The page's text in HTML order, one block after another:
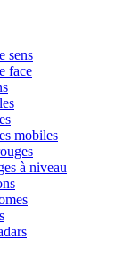
sens
face
mobiles
à niveau